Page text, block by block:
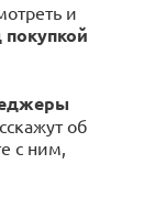
и
покупкой
об
с ним,